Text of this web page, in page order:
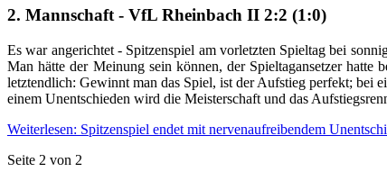
2. Mannschaft - VfL Rheinbach II 2:2 (1:0)
Es war angerichtet - Spitzenspiel am vorletzten Spieltag bei
Man hätte der Meinung sein können, der Spieltagansetzer
letztendlich: Gewinnt man das Spiel, ist der Aufstieg perfekt; bei
einem Unentschieden wird die Meisterschaft und das
Weiterlesen: Spitzenspiel endet mit nervenaufreibendem
Seite 2 von 2